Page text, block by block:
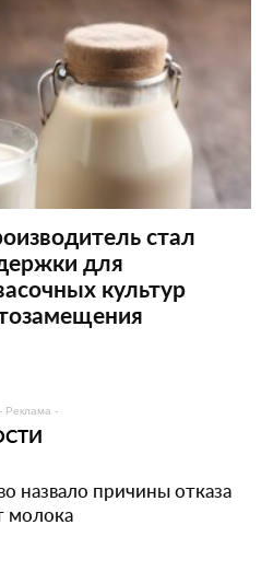
стал
для
культур
- Реклама -
назвало причины отказа
молока